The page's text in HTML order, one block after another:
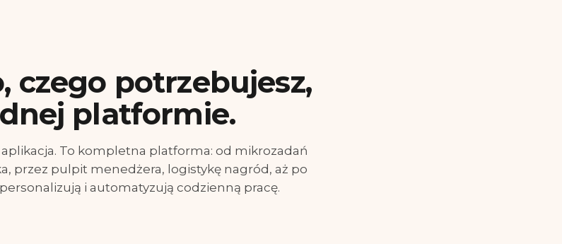
czego potrzebujesz,
platformie.
To kompletna platforma: od mikrozadań
przez pulpit menedżera, logistykę nagród, aż po
i automatyzują codzienną pracę.